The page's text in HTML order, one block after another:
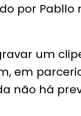
por Pabllo
um
em
não há